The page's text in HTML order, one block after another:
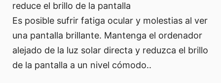
reduce el brillo de la pantalla
Es posible sufrir fatiga ocular y molestias al ver
una pantalla brillante. Mantenga el ordenador
alejado de la luz solar directa y reduzca el brillo
de la pantalla a un nivel cómodo..